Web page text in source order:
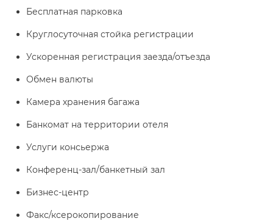
Бесплатная парковка
Круглосуточная стойка регистрации
Ускоренная регистрация заезда/отъезда
Обмен валюты
Камера хранения багажа
Банкомат на территории отеля
Услуги консьержа
Конференц-зал/банкетный зал
Бизнес-центр
Факс/ксерокопирование